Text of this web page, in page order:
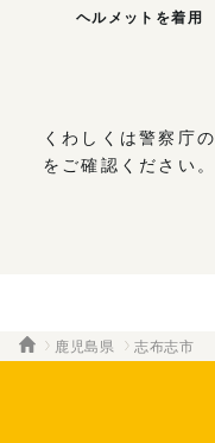
ヘルメットを着用
くわしくは警察庁の
をご確認ください。
鹿児島県 志布志市